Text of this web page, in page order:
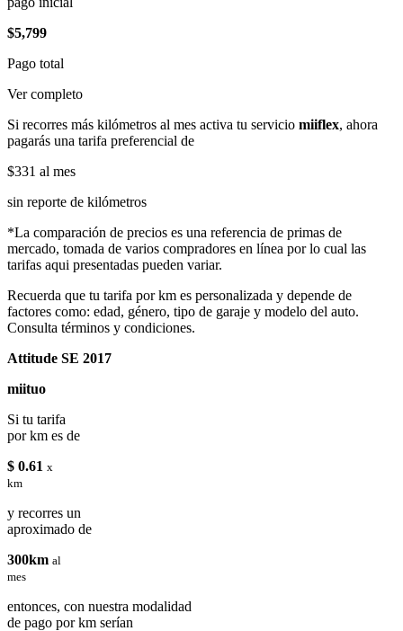
$5,799
Pago total
Ver completo
Si recorres más kilómetros al mes activa tu servicio miiflex, ahora
pagarás una tarifa preferencial de
$331 al mes
sin reporte de kilómetros
*La comparación de precios es una referencia de primas de
mercado, tomada de varios compradores en línea por lo cual las
tarifas aqui presentadas pueden variar.
Recuerda que tu tarifa por km es personalizada y depende de
factores como: edad, género, tipo de garaje y modelo del auto.
Consulta términos y condiciones.
Attitude SE 2017
miituo
Si tu tarifa
por km es de
$ 0.61 x
km
y recorres un
aproximado de
300km al
mes
entonces, con nuestra modalidad
de pago por km serían